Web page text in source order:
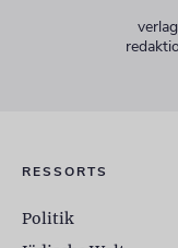
RESSORTS
Politik